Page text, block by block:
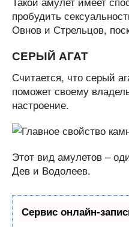
пробудить
Овнов и Стрельцов,
СЕРЫЙ АГАТ
Считается, что серый
поможет своему
настроение.
Этот вид амулетов –
Дев и Водолеев.
Сервис онлайн-